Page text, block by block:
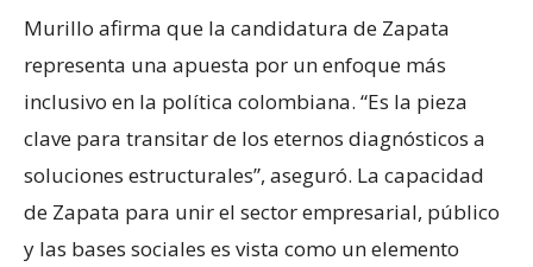
Murillo afirma que la candidatura de Zapata
representa una apuesta por un enfoque más
inclusivo en la política colombiana. “Es la pieza
clave para transitar de los eternos diagnósticos a
soluciones estructurales”, aseguró. La capacidad
de Zapata para unir el sector empresarial, público
y las bases sociales es vista como un elemento